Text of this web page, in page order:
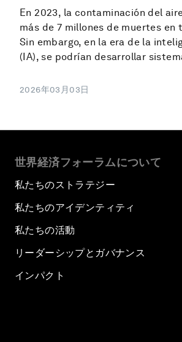
En 2023, la contaminación del
más de 7 millones de muertes en
Sin embargo, en la era de la
(IA), se podrían desarrollar
2026年03月03日
世界経済フォーラムについて
私たちのストラテジー
私たちのアイデンティティ
私たちの活動
リーダーシップとガバナンス
インパクト